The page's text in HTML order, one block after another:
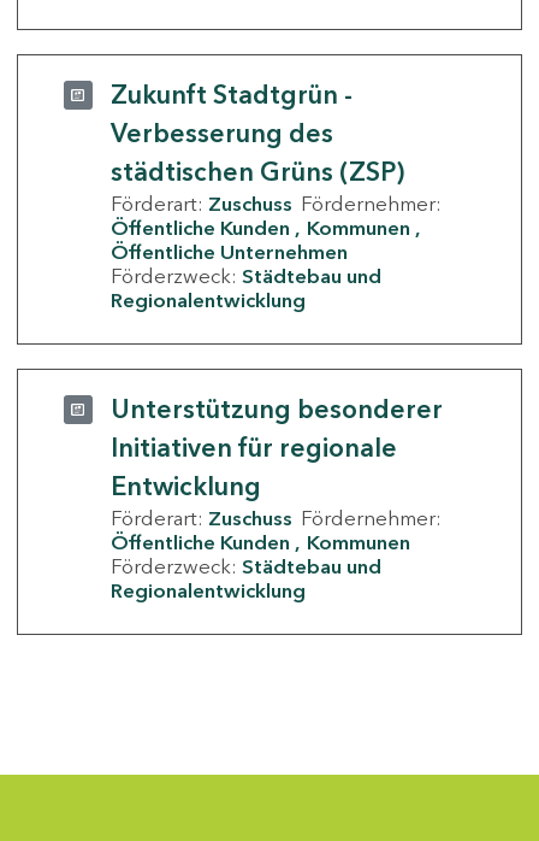
Zukunft Stadtgrün -
Verbesserung des
städtischen Grüns (ZSP)
Förderart: Zuschuss Fördernehmer:
Öffentliche Kunden
Kommunen
Öffentliche Unternehmen
Förderzweck: Städtebau und
Regionalentwicklung
Unterstützung besonderer
Initiativen für regionale
Entwicklung
Förderart: Zuschuss Fördernehmer:
Öffentliche Kunden
Kommunen
Förderzweck: Städtebau und
Regionalentwicklung